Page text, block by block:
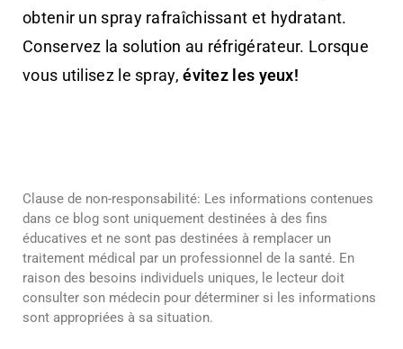
obtenir un spray rafraîchissant et hydratant.
Conservez la solution au réfrigérateur. Lorsque
vous utilisez le spray,évitez les yeux!
Clause de non-responsabilité: Les informations contenues
dans ce blog sont uniquement destinées à des fins
éducatives et ne sont pas destinées à remplacer un
traitement médical par un professionnel de la santé. En
raison des besoins individuels uniques, le lecteur doit
consulter son médecin pour déterminer si les informations
sont appropriées à sa situation.